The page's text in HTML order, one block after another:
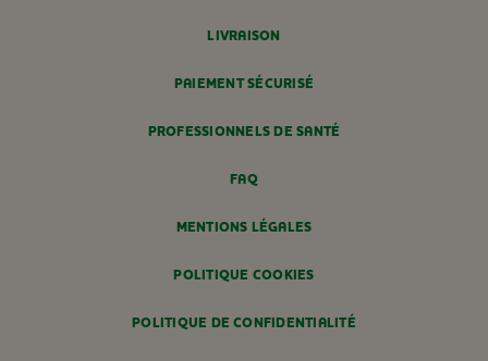
LIVRAISON
PAIEMENT SÉCURISÉ
PROFESSIONNELS DE SANTÉ
FAQ
MENTIONS LÉGALES
POLITIQUE COOKIES
POLITIQUE DE CONFIDENTIALITÉ